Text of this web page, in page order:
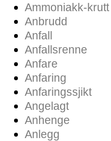
Ammoniakk-krutt
Anbrudd
Anfall
Anfallsrenne
Anfare
Anfaring
Anfaringssjikt
Angelagt
Anhenge
Anlegg